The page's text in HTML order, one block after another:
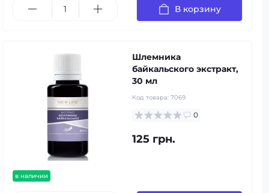
В корзину
в наличии
Шлемника
байкальского экстракт,
30 мл
Код товара: 7069
0
125 грн.